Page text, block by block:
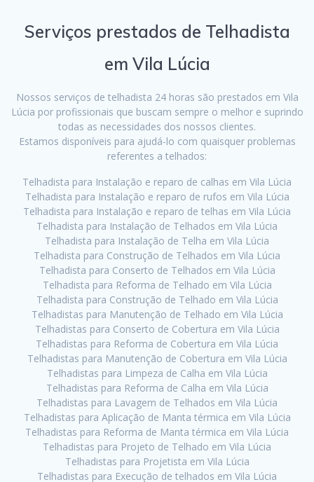
Serviços prestados de Telhadista
em Vila Lúcia
Nossos serviços de telhadista 24 horas são prestados em Vila
Lúcia por profissionais que buscam sempre o melhor e suprindo
todas as necessidades dos nossos clientes.
Estamos disponíveis para ajudá-lo com quaisquer problemas
referentes a telhados:
Telhadista para Instalação e reparo de calhas em Vila Lúcia
Telhadista para Instalação e reparo de rufos em Vila Lúcia
Telhadista para Instalação e reparo de telhas em Vila Lúcia
Telhadista para Instalação de Telhados em Vila Lúcia
Telhadista para Instalação de Telha em Vila Lúcia
Telhadista para Construção de Telhados em Vila Lúcia
Telhadista para Conserto de Telhados em Vila Lúcia
Telhadista para Reforma de Telhado em Vila Lúcia
Telhadista para Construção de Telhado em Vila Lúcia
Telhadistas para Manutenção de Telhado em Vila Lúcia
Telhadistas para Conserto de Cobertura em Vila Lúcia
Telhadistas para Reforma de Cobertura em Vila Lúcia
Telhadistas para Manutenção de Cobertura em Vila Lúcia
Telhadistas para Limpeza de Calha em Vila Lúcia
Telhadistas para Reforma de Calha em Vila Lúcia
Telhadistas para Lavagem de Telhados em Vila Lúcia
Telhadistas para Aplicação de Manta térmica em Vila Lúcia
Telhadistas para Reforma de Manta térmica em Vila Lúcia
Telhadistas para Projeto de Telhado em Vila Lúcia
Telhadistas para Projetista em Vila Lúcia
Telhadistas para Execução de telhados em Vila Lúcia